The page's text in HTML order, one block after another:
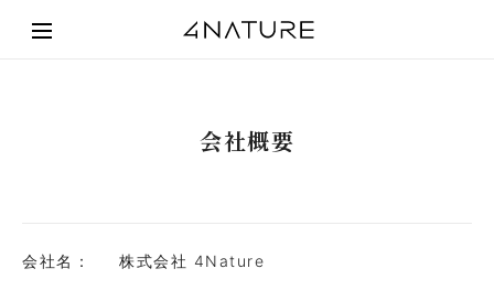
会社概要
会社名： 株式会社 4Nature